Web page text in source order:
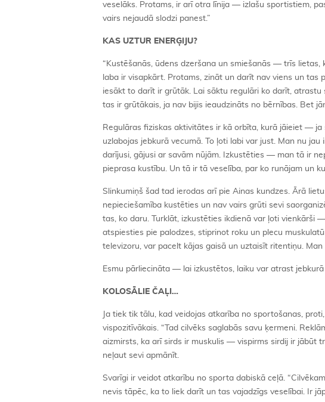
veselāks. Protams, ir arī otra līnija — izlašu sportistiem,
vairs nejaudā slodzi panest.”
KAS UZTUR ENERĢIJU?
“Kustēšanās, ūdens dzeršana un smiešanās — trīs
laba ir visapkārt. Protams, zināt un darīt nav viens un tas
iesākt to darīt ir grūtāk. Lai sāktu regulāri ko darīt,
tas ir grūtākais, ja nav bijis ieaudzināts no bērnības. Bet
Regulāras fiziskas aktivitātes ir kā orbīta, kurā jāieiet — ja
uzlabojas jebkurā vecumā. To ļoti labi var just. Man nu
darījusi, gājusi ar savām nūjām. Izkustēties — man tā ir
pieprasa kustību. Un tā ir tā veselība, par ko runājam un
Slinkumiņš šad tad ierodas arī pie Ainas kundzes. Ārā
nepieciešamība kustēties un nav vairs grūti sevi
tas, ko daru. Turklāt, izkustēties ikdienā var ļoti vienkārši
atspiesties pie palodzes, stiprinot roku un plecu
televizoru, var pacelt kājas gaisā un uztaisīt ritentiņu.
Esmu pārliecināta — lai izkustētos, laiku var atrast
KOLOSĀLIE ČAĻI…
Ja tiek tik tālu, kad veidojas atkarība no sportošanas,
vispozitīvākais. “Tad cilvēks saglabās savu ķermeni.
aizmirsts, ka arī sirds ir muskulis — vispirms sirdij ir jābūt
neļaut sevi apmānīt.
Svarīgi ir veidot atkarību no sporta dabiskā ceļā.
nevis tāpēc, ka to liek darīt un tas vajadzīgs veselībai. Ir